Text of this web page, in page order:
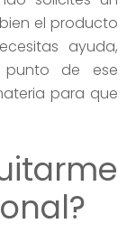
el producto
ayuda,
de ese
para que